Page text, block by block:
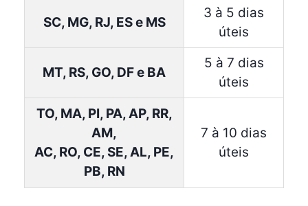
SC, MG, RJ, ES e MS
3 à 5 dias
úteis
MT, RS, GO, DF e BA
5 à 7 dias
úteis
TO, MA, PI, PA, AP, RR,
AM,
AC, RO, CE, SE, AL, PE,
PB, RN
7 à 10 dias
úteis